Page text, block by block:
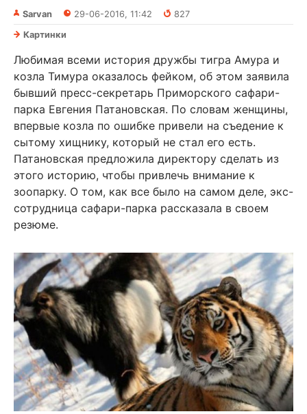
Sarvan 29-06-2016, 11:42
827
Картинки
Любимая всеми история дружбы тигра Амура и
козла Тимура оказалось фейком, об этом заявила
бывший пресс-секретарь Приморского сафари-
парка Евгения Патановская. По словам женщины,
впервые козла по ошибке привели на съедение к
сытому хищнику, который не стал его есть.
Патановская предложила директору сделать из
этого историю, чтобы привлечь внимание к
зоопарку. О том, как все было на самом деле, экс-
сотрудница сафари-парка рассказала в своем
резюме.